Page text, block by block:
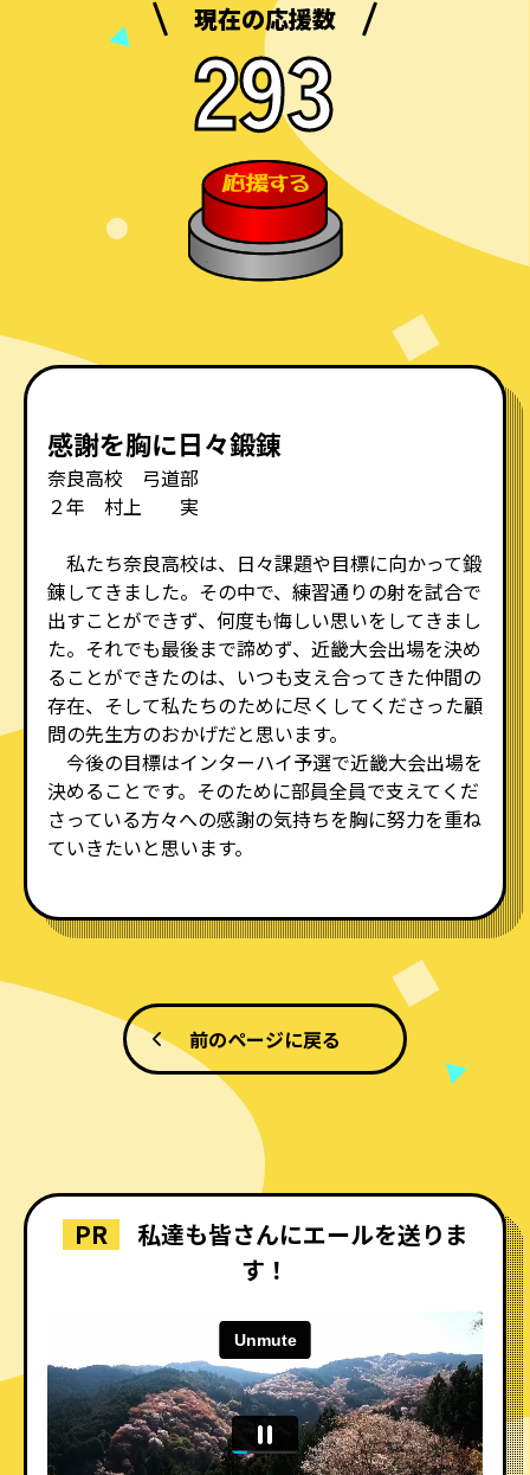
現在の応援数
293
感謝を胸に日々鍛錬
奈良高校 弓道部
２年 村上 実
私たち奈良高校は、日々課題や目標に向かって鍛
錬してきました。その中で、練習通りの射を試合で
出すことができず、何度も悔しい思いをしてきまし
た。それでも最後まで諦めず、近畿大会出場を決め
ることができたのは、いつも支え合ってきた仲間の
存在、そして私たちのために尽くしてくださった顧
問の先生方のおかげだと思います。
今後の目標はインターハイ予選で近畿大会出場を
決めることです。そのために部員全員で支えてくだ
さっている方々への感謝の気持ちを胸に努力を重ね
ていきたいと思います。
前のページに戻る
PR
私達も皆さんにエールを送りま
す！